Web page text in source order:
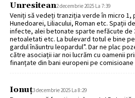
Unresitean2 decembrie 2025 La 7:39
Veniți să vedeți tranziția verde în micro 1,
Hunedoarei, Liliacului, Roman etc. Spații
infecte, alei betonate sparte nefăcute de
netoaletati etc. La bulevard totul e bine
gardul înăuntru leopardul”. Dar ne plac
către asociații iar noi lucrăm cu oamenii
finanțate din bani europeni pe comisioane
Ionuț3 decembrie 2025 La 8:29